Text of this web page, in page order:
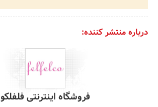
درباره منتشر کننده:
فروشگاه اینترنتی فلفلکو